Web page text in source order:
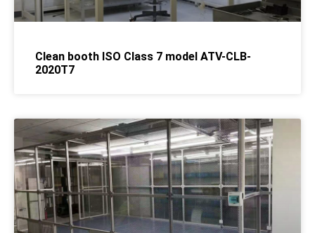
Clean booth ISO Class 7 model ATV-CLB-
2020T7